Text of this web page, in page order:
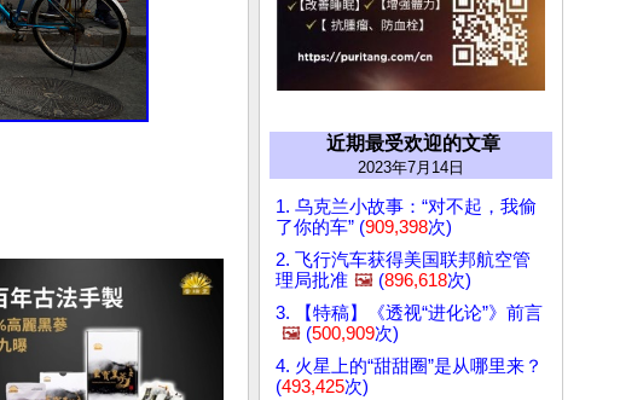
近期最受欢迎的文章
2023年7月14日
1. 乌克兰小故事：“对不起，我偷
了你的车” (909,398次)
2. 飞行汽车获得美国联邦航空管
理局批准 🖼️ (896,618次)
3. 【特稿】《透视“进化论”》前言
🖼️ (500,909次)
4. 火星上的“甜甜圈”是从哪里来？
(493,425次)